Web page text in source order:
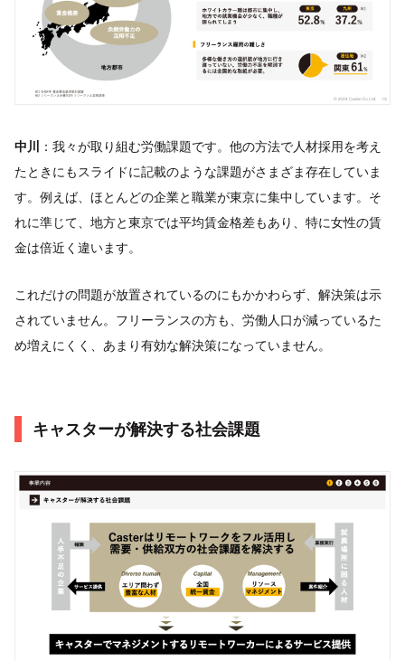
中川
：我々が取り組む労働課題です。他の方法で人材採用を考え
たときにもスライドに記載のような課題がさまざま存在していま
す。例えば、ほとんどの企業と職業が東京に集中しています。そ
れに準じて、地方と東京では平均賃金格差もあり、特に女性の賃
金は倍近く違います。
これだけの問題が放置されているのにもかかわらず、解決策は示
されていません。フリーランスの方も、労働人口が減っているた
め増えにくく、あまり有効な解決策になっていません。
キャスターが解決する社会課題